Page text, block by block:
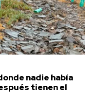
nadie había
tienen el